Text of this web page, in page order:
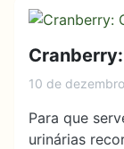
10 de
Para que
urinárias